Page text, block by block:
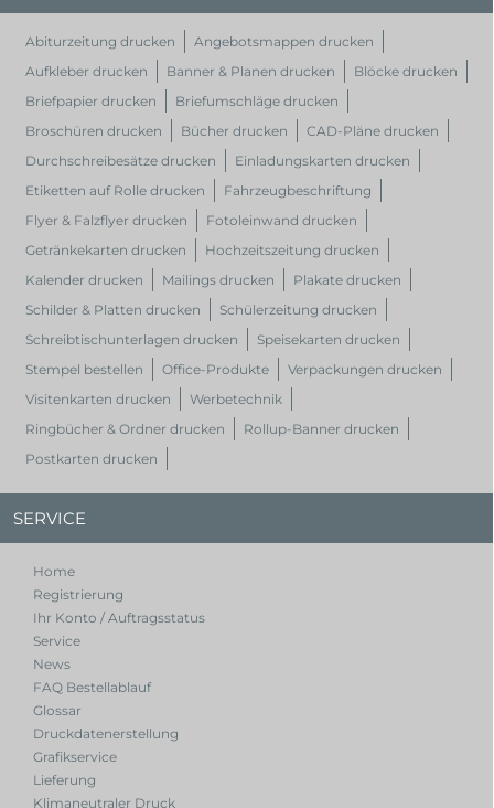
Abiturzeitung drucken
Angebotsmappen drucken
Aufkleber drucken
Banner & Planen drucken
Blöcke drucken
Briefpapier drucken
Briefumschläge drucken
Broschüren drucken
Bücher drucken
CAD-Pläne drucken
Durchschreibesätze drucken
Einladungskarten drucken
Etiketten auf Rolle drucken
Fahrzeugbeschriftung
Flyer & Falzflyer drucken
Fotoleinwand drucken
Getränkekarten drucken
Hochzeitszeitung drucken
Kalender drucken
Mailings drucken
Plakate drucken
Schilder & Platten drucken
Schülerzeitung drucken
Schreibtischunterlagen drucken
Speisekarten drucken
Stempel bestellen
Office-Produkte
Verpackungen drucken
Visitenkarten drucken
Werbetechnik
Ringbücher & Ordner drucken
Rollup-Banner drucken
Postkarten drucken
SERVICE
Home
Registrierung
Ihr Konto / Auftragsstatus
Service
News
FAQ Bestellablauf
Glossar
Druckdatenerstellung
Grafikservice
Lieferung
Klimaneutraler Druck